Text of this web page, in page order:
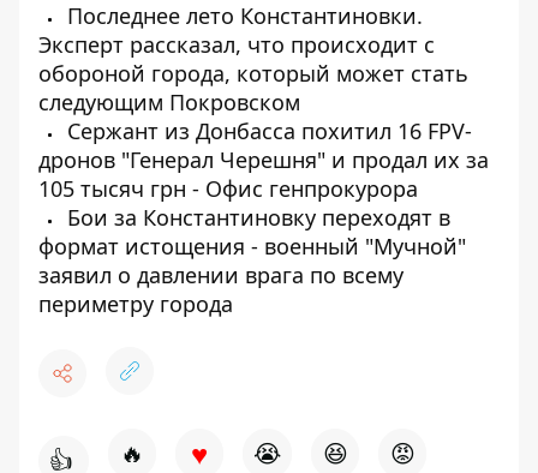
Последнее лето Константиновки.
Эксперт рассказал, что происходит с
обороной города, который может стать
следующим Покровском
Сержант из Донбасса похитил 16 FPV-
дронов "Генерал Черешня" и продал их за
105 тысяч грн - Офис генпрокурора
Бои за Константиновку переходят в
формат истощения - военный "Мучной"
заявил о давлении врага по всему
периметру города
👍 🔥 ♥ 😭 😆 😡